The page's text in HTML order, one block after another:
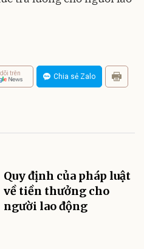
trên Chia sẻ Zalo
Quy định của pháp luật
về tiền thưởng cho
người lao động